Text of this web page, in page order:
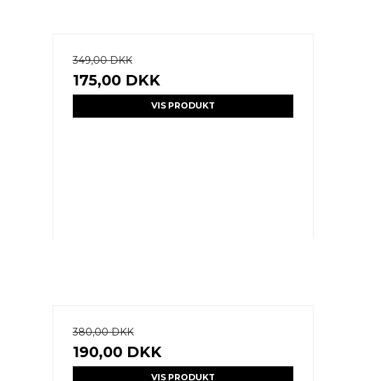
349,00 DKK
175,00 DKK
VIS PRODUKT
380,00 DKK
190,00 DKK
VIS PRODUKT